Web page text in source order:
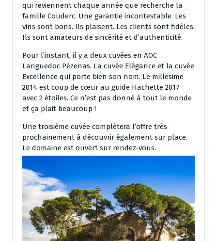
qui reviennent chaque année que recherche la
famille Couderc. Une garantie incontestable. Les
vins sont bons. Ils plaisent. Les clients sont fidèles.
Ils sont amateurs de sincérité et d’authenticité.
Pour l’instant, il y a deux cuvées en AOC
Languedoc Pézenas. La cuvée Elégance et la cuvée
Excellence qui porte bien son nom. Le millésime
2014 est coup de cœur au guide Hachette 2017
avec 2 étoiles. Ce n’est pas donné à tout le monde
et ça plait beaucoup !
Une troisième cuvée complètera l’offre très
prochainement à découvrir également sur place.
Le domaine est ouvert sur rendez-vous.